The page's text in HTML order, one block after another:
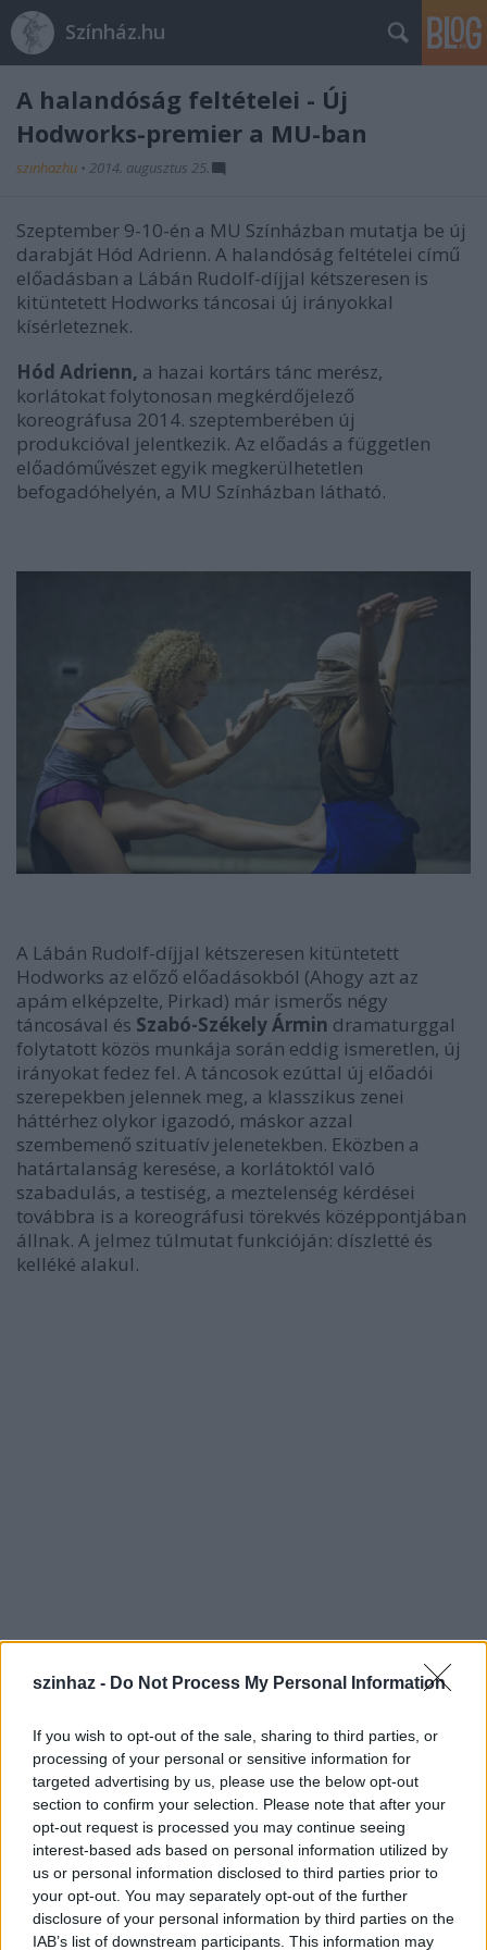
szinhaz - Do Not Process My Personal Information
If you wish to opt-out of the sale, sharing to third parties, or
processing of your personal or sensitive information for
targeted advertising by us, please use the below opt-out
section to confirm your selection. Please note that after your
opt-out request is processed you may continue seeing
interest-based ads based on personal information utilized by
us or personal information disclosed to third parties prior to
your opt-out. You may separately opt-out of the further
disclosure of your personal information by third parties on the
IAB’s list of downstream participants. This information may
Színház.hu
A halandóság feltételei - Új
Hodworks-premier a MU-ban
szinhazhu • 2014. augusztus 25.
Szeptember 9-10-én a MU Színházban mutatja be új
darabját Hód Adrienn. A halandóság feltételei című
előadásban a Lábán Rudolf-díjjal kétszeresen is
kitüntetett Hodworks táncosai új irányokkal
kísérleteznek.
Hód Adrienn, a hazai kortárs tánc merész,
korlátokat folytonosan megkérdőjelező
koreográfusa 2014. szeptemberében új
produkcióval jelentkezik. Az előadás a független
előadóművészet egyik megkerülhetetlen
befogadóhelyén, a MU Színházban látható.
A Lábán Rudolf-díjjal kétszeresen kitüntetett
Hodworks az előző előadásokból (Ahogy azt az
apám elképzelte, Pirkad) már ismerős négy
táncosával és Szabó-Székely Ármin dramaturggal
folytatott közös munkája során eddig ismeretlen, új
irányokat fedez fel. A táncosok ezúttal új előadói
szerepekben jelennek meg, a klasszikus zenei
háttérhez olykor igazodó, máskor azzal
szembemenő szituatív jelenetekben. Eközben a
határtalanság keresése, a korlátoktól való
szabadulás, a testiség, a meztelenség kérdései
továbbra is a koreográfusi törekvés középpontjában
állnak. A jelmez túlmutat funkcióján: díszletté és
kelléké alakul.
„A jelmezek segítségével újabb interakciók
létesülnek, egy-egy ruhakombináció pillanatnyi
megjelenítésével pedig újabb metaforák és
kulturális utalások, magatartásminta-játékok
alakulnak ki. (...) A jelmezhasználat játékossága
óhatatlanul is alkotórésze lesz az előadás
organikusan kialakuló szabályainak.” Sőrés Zsolt